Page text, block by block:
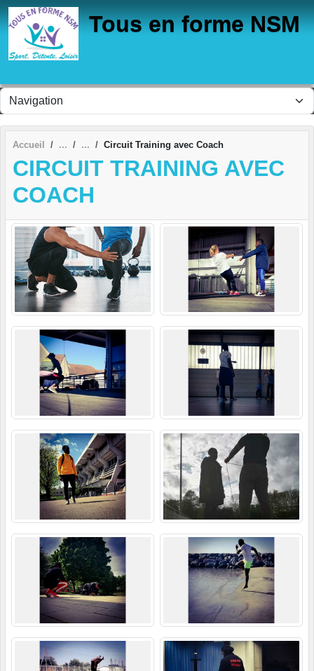
Tous en forme NSM
Accueil Circuit Training avec Coach
CIRCUIT TRAINING AVEC
COACH
Panneau de gestion des cookies